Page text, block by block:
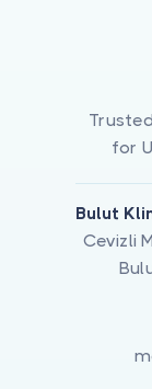
for
Bulut
Cevizli